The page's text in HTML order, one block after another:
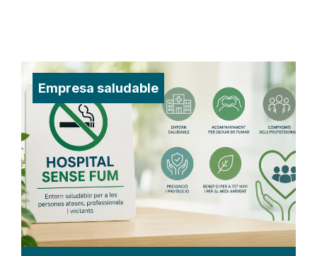
Empresa saludable